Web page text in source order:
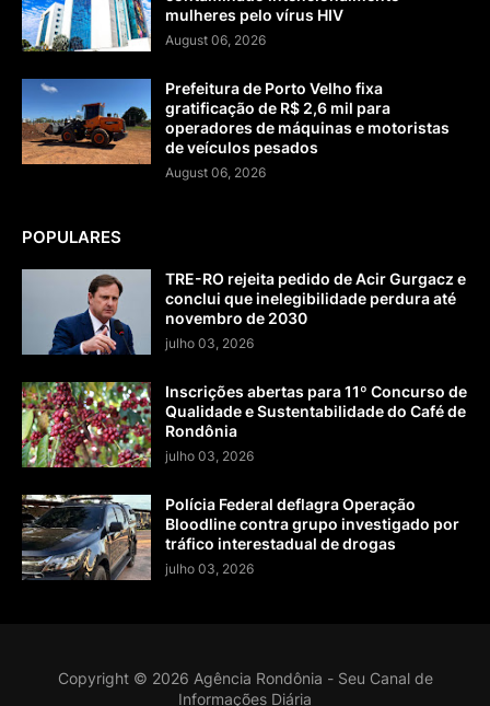
mulheres pelo vírus HIV
August 06, 2026
Prefeitura de Porto Velho fixa
gratificação de R$ 2,6 mil para
operadores de máquinas e motoristas
de veículos pesados
August 06, 2026
POPULARES
TRE-RO rejeita pedido de Acir Gurgacz e
conclui que inelegibilidade perdura até
novembro de 2030
julho 03, 2026
Inscrições abertas para 11º Concurso de
Qualidade e Sustentabilidade do Café de
Rondônia
julho 03, 2026
Polícia Federal deflagra Operação
Bloodline contra grupo investigado por
tráfico interestadual de drogas
julho 03, 2026
Copyright © 2026 Agência Rondônia - Seu Canal de
Informações Diária